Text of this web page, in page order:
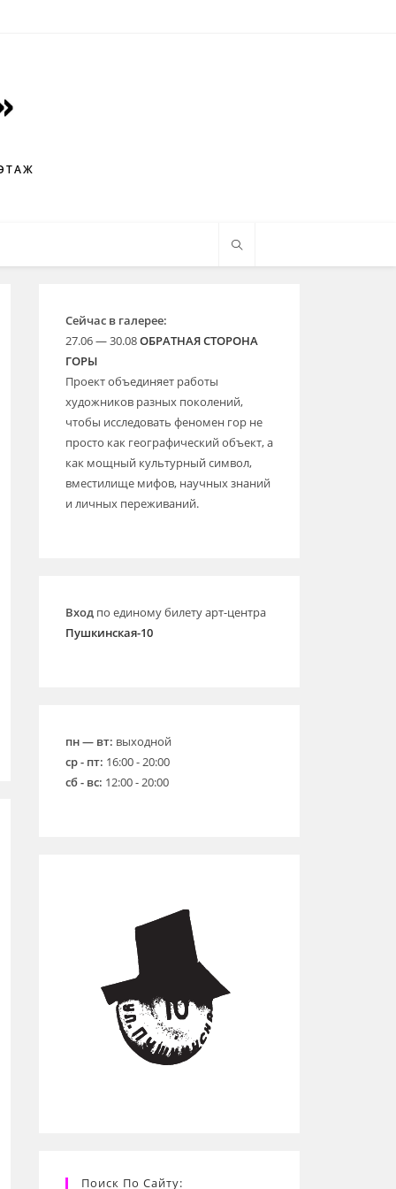
Сейчас в галерее:
27.06 — 30.08ОБРАТНАЯ СТОРОНА
ГОРЫ
Проект объединяет работы
художников разных поколений,
чтобы исследовать феномен гор не
просто как географический объект, а
как мощный культурный символ,
вместилище мифов, научных знаний
и личных переживаний.
Входпо единому билету арт-центра
Пушкинская-10
пн — вт: выходной
ср - пт: 16:00 - 20:00
сб - вс: 12:00 - 20:00
Поиск По Сайту: